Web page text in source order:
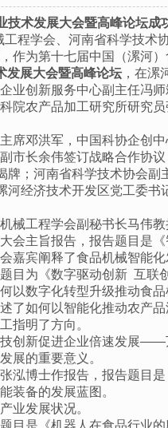
技术发展大会暨高峰论坛成
程学会、河南省科学技术
作为第十七届中国（漯河
发展大会暨高峰论坛 ，在漯
业创新服务中心副主任冯
院农产品加工研究所研究
席邓洪军，中国科协企创
市长余伟签订战略合作协
牌；河南省科学技术协会
经济技术开发区党工委
机械工程学会副秘书长
会主旨报告，报告题目是
宾阐释了食品机械智能化
目为《数字驱动创新 互联
数字化转型升级推动食
了如何以智能化推动农产
指明了方向。
创新促进企业倍速发展——
展的重要意义。
泓博士作报告，报告题目
装备的发展蓝图。
业发展状况。
目是《机器人在食品行业